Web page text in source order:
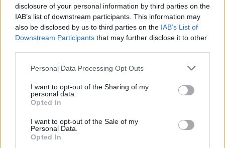
disclosure of your personal information by third parties on the
IAB’s list of downstream participants. This information may
also be disclosed by us to third parties on the IAB’s List of
Downstream Participants that may further disclose it to other
Personal Data Processing Opt Outs
I want to opt-out of the Sharing of my
personal data.
Opted In
I want to opt-out of the Sale of my
Personal Data.
Opted In
Az iskola mindent mérni akar – csak éppen a
tanulás lényegét nem tudja
Bár az iskola mint intézmény már nagyon régóta velünk van,
meglepően meglehetősen rövid múltra tekint vissza az a törekvés,
hogy mélyebben megértsük és vizsgáljuk: tulajdonképpen mit is tesz
az iskola a gyerekekkel. Az évszázadok során számtalan nevelési
elmélet és a legkülönbözőbb iskolatípusok jöttek létre, a tanulás
tévedt. Vélemény.
Közoktatás